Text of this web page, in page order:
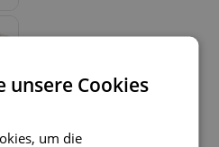
unsere Cookies
um die